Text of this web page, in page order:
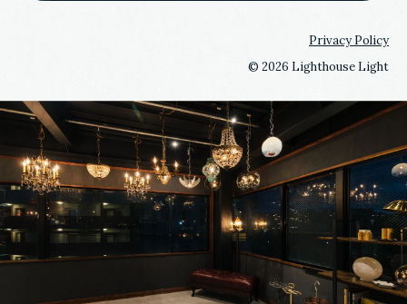
Privacy Policy
© 2026 Lighthouse Light